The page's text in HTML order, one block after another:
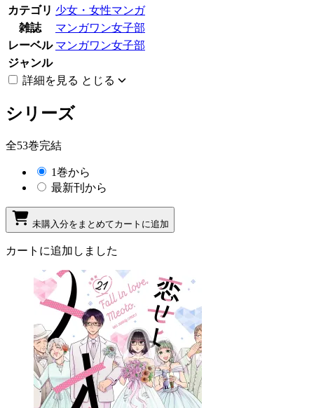
カテゴリ 少女・女性マンガ
雑誌
マンガワン女子部
レーベル マンガワン女子部
ジャンル
詳細を見る とじる
シリーズ
全53巻完結
1巻から
最新刊から
未購入分をまとめてカートに追加
カートに追加しました